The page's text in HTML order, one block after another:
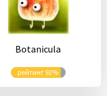
Botanicula
рейтинг 92%